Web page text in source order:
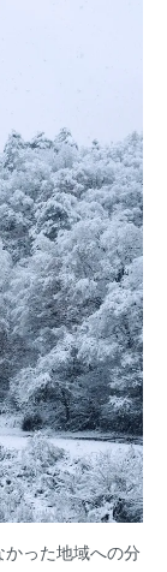
った地域への分